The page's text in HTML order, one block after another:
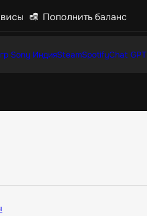
Пополнить баланс
Sony ИндияSteamSpotifyChat GPT